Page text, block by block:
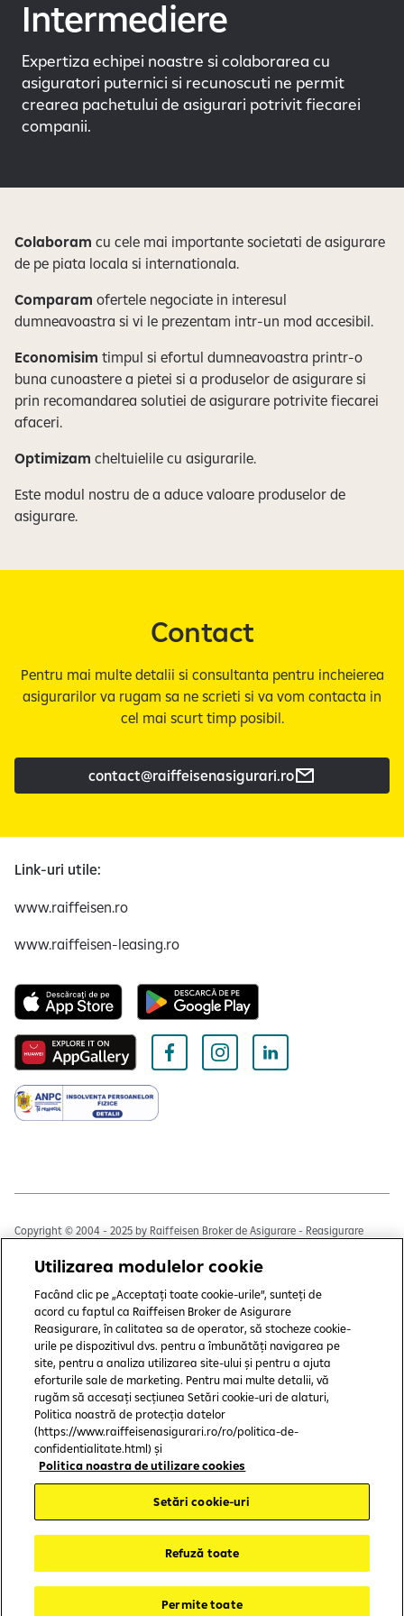
Intermediere
Expertiza echipei noastre si colaborarea cu
asiguratori puternici si recunoscuti ne permit
crearea pachetului de asigurari potrivit fiecarei
companii.
Colaboram cu cele mai importante societati de asigurare
de pe piata locala si internationala.
Comparam ofertele negociate in interesul
dumneavoastra si vi le prezentam intr-un mod accesibil.
Economisim timpul si efortul dumneavoastra printr-o
buna cunoastere a pietei si a produselor de asigurare si
prin recomandarea solutiei de asigurare potrivite fiecarei
afaceri.
Optimizam cheltuielile cu asigurarile.
Este modul nostru de a aduce valoare produselor de
asigurare.
Contact
Pentru mai multe detalii si consultanta pentru incheierea
asigurarilor va rugam sa ne scrieti si va vom contacta in
cel mai scurt timp posibil.
contact@raiffeisenasigurari.ro
Link-uri utile:
www.raiffeisen.ro
www.raiffeisen-leasing.ro
Copyright © 2004 - 2025 by Raiffeisen Broker de Asigurare - Reasigurare
Termeni și condiții
Politică de utilizare cookies
Preferințe cookie-uri
Politica de confidențialitate
Protecția consumatorului
CSALB
SAL-Fin
Accesibilitate
Utilizarea modulelor cookie
Facând clic pe „Acceptați toate cookie-urile”, sunteți de
acord cu faptul ca Raiffeisen Broker de Asigurare
Reasigurare, în calitatea sa de operator, să stocheze cookie-
urile pe dispozitivul dvs. pentru a îmbunătăți navigarea pe
site, pentru a analiza utilizarea site-ului și pentru a ajuta
eforturile sale de marketing. Pentru mai multe detalii, vă
rugăm să accesați secțiunea Setări cookie-uri de alaturi,
Politica noastră de protecția datelor
(https://www.raiffeisenasigurari.ro/ro/politica-de-
confidentialitate.html) și
Politica noastra de utilizare cookies
Setări cookie-uri
Refuză toate
Permite toate